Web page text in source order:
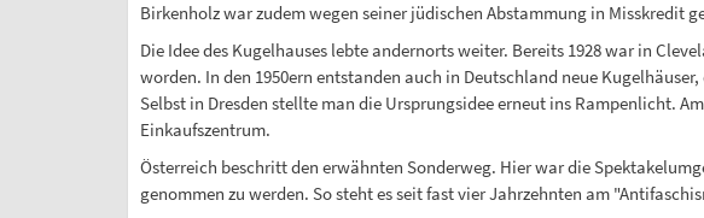
Birkenholz war zudem wegen seiner jüdischen Abstammung in Misskredit
Die Idee des Kugelhauses lebte andernorts weiter. Bereits 1928 war in
worden. In den 1950ern entstanden auch in Deutschland neue
Selbst in Dresden stellte man die Ursprungsidee erneut ins Rampenlicht.
Einkaufszentrum.
Österreich beschritt den erwähnten Sonderweg. Hier war die
genommen zu werden. So steht es seit fast vier Jahrzehnten am